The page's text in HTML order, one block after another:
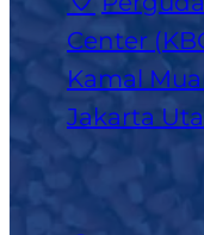
Center
Kamal
Jakarta